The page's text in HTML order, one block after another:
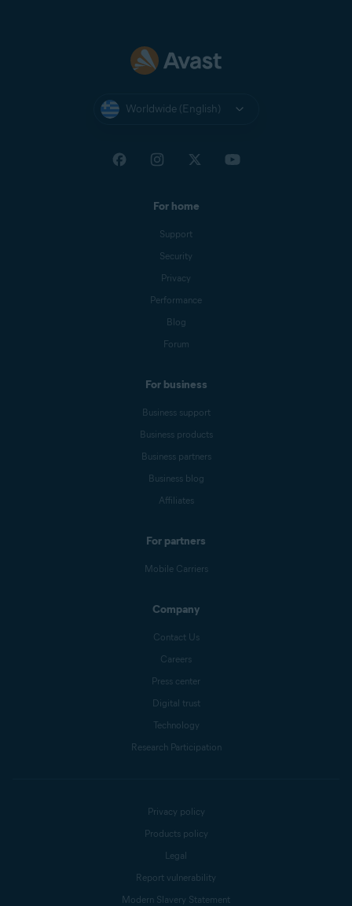
Worldwide (English)
For home
Support
Security
Privacy
Performance
Blog
Forum
For business
Business support
Business products
Business partners
Business blog
Affiliates
For partners
Mobile Carriers
Company
Contact Us
Careers
Press center
Digital trust
Technology
Research Participation
Privacy policy
Products policy
Legal
Report vulnerability
Modern Slavery Statement